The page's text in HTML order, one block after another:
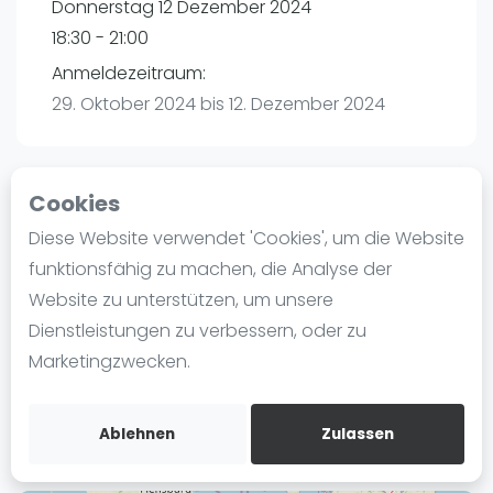
Cookies
Diese Website verwendet 'Cookies', um die Website
funktionsfähig zu machen, die Analyse der
Website zu unterstützen, um unsere
Dienstleistungen zu verbessern, oder zu
Marketingzwecken.
Ablehnen Zulassen
Ranking
Männer
Frauen
Blog
Die Geschichte von Padel
Regeln und Punktzählung
Padel Schläge
Video
Donnerstag 12 Dezember 2024
18:30 - 21:00
Anmeldezeitraum:
29. Oktober 2024 bis 12. Dezember 2024
Playtomic (Abgesagt))
Hanse Padel Hamburg | Hamburg
Curslacker Heerweg 265
21039Hamburg
Routebeschrijving